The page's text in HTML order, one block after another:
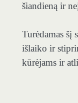
šiandieną ir
Turėdamas šį
išlaiko ir
kūrėjams ir